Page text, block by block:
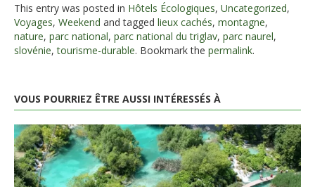
This entry was posted in Hôtels Écologiques, Uncategorized,
Voyages, Weekend and tagged lieux cachés, montagne,
nature, parc national, parc national du triglav, parc naurel,
slovénie,tourisme-durable. Bookmark the permalink.
VOUS POURRIEZ ÊTRE AUSSI INTÉRESSÉS À